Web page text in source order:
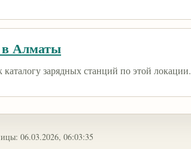
в Алматы
зарядных станций по этой локации.
06.03.2026, 06:03:35